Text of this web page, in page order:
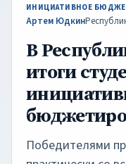
ИНИЦИАТИВНОЕ
Артем Юдкин
В
итоги
Победителями